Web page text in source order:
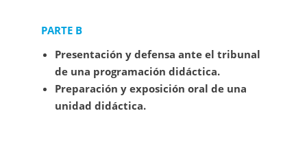
PARTE B
Presentación y defensa ante el tribunal
de una programación didáctica.
Preparación y exposición oral de una
unidad didáctica.